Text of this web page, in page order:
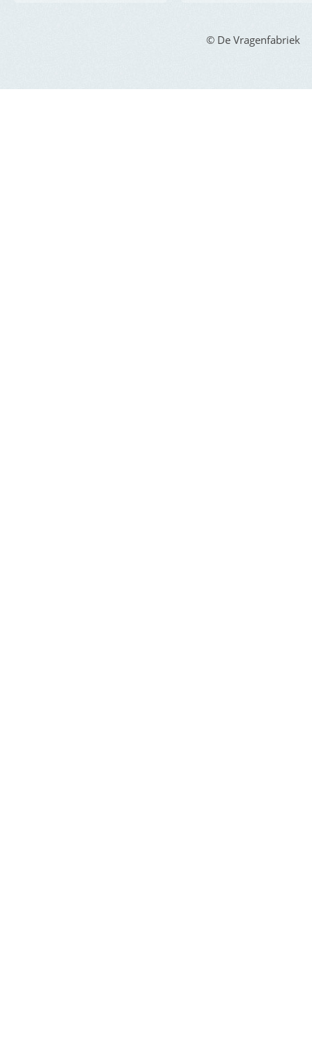
© De Vragenfabriek